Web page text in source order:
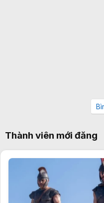
Thành viên mới đăng